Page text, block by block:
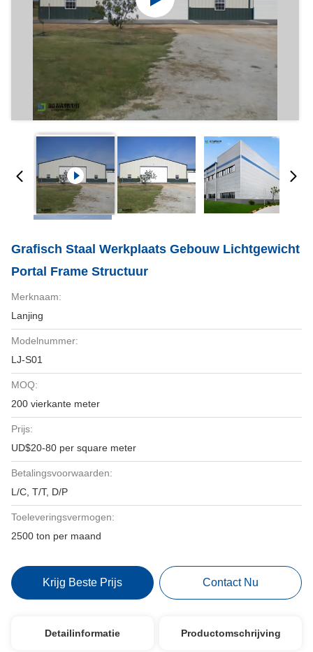
Grafisch Staal Werkplaats Gebouw Lichtgewicht
Portal Frame Structuur
Merknaam:
Lanjing
Modelnummer:
LJ-S01
MOQ:
200 vierkante meter
Prijs:
UD$20-80 per square meter
Betalingsvoorwaarden:
L/C, T/T, D/P
Toeleveringsvermogen:
2500 ton per maand
Krijg Beste Prijs Contact Nu
Detailinformatie Productomschrijving